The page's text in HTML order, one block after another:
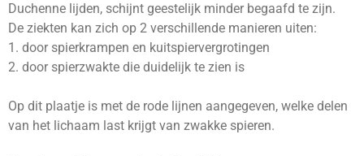
Duchenne lijden, schijnt geestelijk minder begaafd te zijn.
De ziekten kan zich op 2 verschillende manieren uiten:
1. door spierkrampen en kuitspiervergrotingen
2. door spierzwakte die duidelijk te zien is
Op dit plaatje is met de rode lijnen aangegeven, welke delen
van het lichaam last krijgt van zwakke spieren.